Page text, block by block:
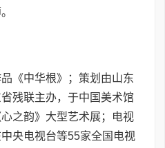
《中华根》；策划由山东
残联主办，于中国美术馆
之韵》大型艺术展；电视
央电视台等55家全国电视